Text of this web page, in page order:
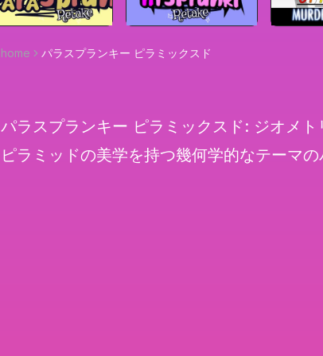
home パラスプランキー ピラミックスド
パラスプランキー ピラミックスド: ジオメト
ピラミッドの美学を持つ幾何学的なテーマ